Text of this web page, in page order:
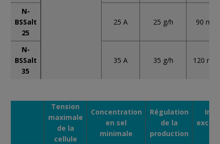
N-
BSSalt
25
25 A 25 g/h 90 m3
N-
BSSalt
35
35 A 35 g/h 120 m 3
Tension
maximale
de la
cellule
Concentration
en sel
minimale
Régulation
de la
production